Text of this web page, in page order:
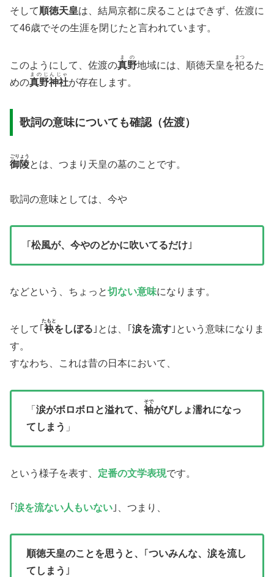
そして順徳天皇は、結局京都に戻ることはできず、佐渡に
て46歳でその生涯を閉じたと言われています。
このようにして、佐渡の真野
まの
地域には、順徳天皇を祀
まつ
るた
めの真野神社
まのじんじゃ
が存在します。
歌詞の意味についても確認（佐渡）
御陵
ごりょう
とは、つまり天皇の墓のことです。
歌詞の意味としては、今や
｢ 松風が、今やのどかに吹いてるだけ ｣
などという、ちょっと切ない意味になります。
そして｢ 袂
たもと
をしぼる ｣とは、｢ 涙を流す ｣という意味になりま
す。
すなわち、これは​昔の日本において、
「 涙がボロボロと溢れて、 袖
そで
がびしょ濡れになっ
てしまう 」
という様子を表す、 定番の文学表現です。
｢ 涙を流ない人もいない ｣、つまり、
順徳天皇のことを思うと、 ｢ ついみんな、涙を流し
てしまう ｣